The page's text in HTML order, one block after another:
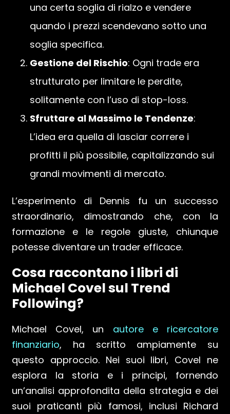
una certa soglia di rialzo e vendere
quando i prezzi scendevano sotto una
soglia specifica.
Gestione del Rischio: Ogni trade era
strutturato per limitare le perdite,
solitamente con l’uso di stop-loss.
Sfruttare al Massimo le Tendenze:
L’idea era quella di lasciar correre i
profitti il più possibile, capitalizzando sui
grandi movimenti di mercato.
L’esperimento di Dennis fu un successo
straordinario, dimostrando che, con la
formazione e le regole giuste, chiunque
potesse diventare un trader efficace.
Cosa raccontano i libri di
Michael Covel sul Trend
Following?
Michael Covel, un autore e ricercatore
finanziario, ha scritto ampiamente su
questo approccio. Nei suoi libri, Covel ne
esplora la storia e i principi, fornendo
un’analisi approfondita della strategia e dei
suoi praticanti più famosi, inclusi Richard